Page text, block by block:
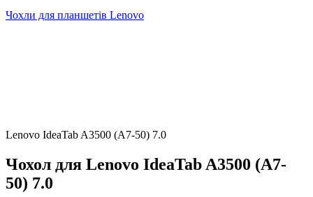
Чохли для планшетів Lenovo
Lenovo IdeaTab A3500 (A7-50) 7.0
Чохол для Lenovo IdeaTab A3500 (A7-
50) 7.0